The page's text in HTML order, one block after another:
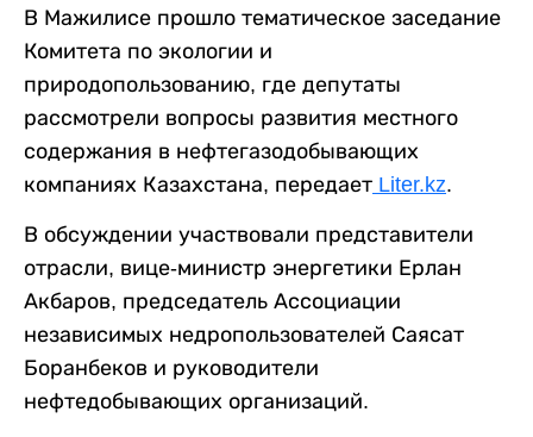
В Мажилисе прошло тематическое заседание
Комитета по экологии и
природопользованию, где депутаты
рассмотрели вопросы развития местного
содержания в нефтегазодобывающих
компаниях Казахстана, передает Liter.kz.
В обсуждении участвовали представители
отрасли, вице-министр энергетики Ерлан
Акбаров, председатель Ассоциации
независимых недропользователей Саясат
Боранбеков и руководители
нефтедобывающих организаций.